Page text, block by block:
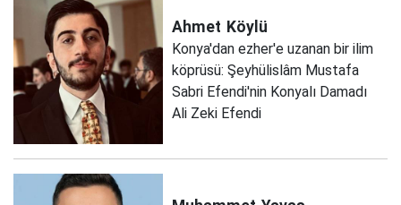
Ahmet Köylü
Konya'dan ezher'e uzanan bir ilim
köprüsü: Şeyhülislâm Mustafa
Sabri Efendi'nin Konyalı Damadı
Ali Zeki Efendi